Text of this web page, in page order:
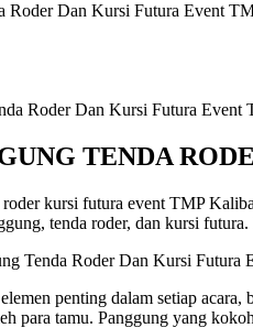
Roder Dan Kursi Futura Event
TENDA
kursi futura event TMP
tenda roder, dan kursi
penting dalam setiap
para tamu. Panggung yang